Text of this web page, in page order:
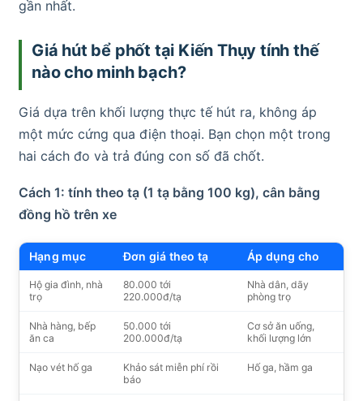
gần nhất.
Giá hút bể phốt tại Kiến Thụy tính thế
nào cho minh bạch?
Giá dựa trên khối lượng thực tế hút ra, không áp
một mức cứng qua điện thoại. Bạn chọn một trong
hai cách đo và trả đúng con số đã chốt.
Cách 1: tính theo tạ (1 tạ bằng 100 kg), cân bằng
đồng hồ trên xe
Hạng mục Đơn giá theo tạ Áp dụng cho
Hộ gia đình, nhà
trọ
80.000 tới
220.000đ/tạ
Nhà dân, dãy
phòng trọ
Nhà hàng, bếp
ăn ca
50.000 tới
200.000đ/tạ
Cơ sở ăn uống,
khối lượng lớn
Nạo vét hố ga
Khảo sát miễn phí rồi
báo
Hố ga, hầm ga